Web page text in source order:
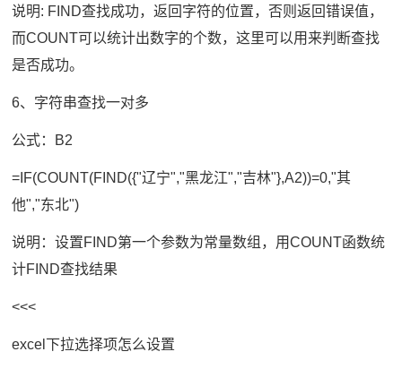
说明: FIND查找成功，返回字符的位置，否则返回错误值，
而COUNT可以统计出数字的个数，这里可以用来判断查找
是否成功。
6、字符串查找一对多
公式：B2
=IF(COUNT(FIND({"辽宁","黑龙江","吉林"},A2))=0,"其
他","东北")
说明：设置FIND第一个参数为常量数组，用COUNT函数统
计FIND查找结果
<<<
excel下拉选择项怎么设置